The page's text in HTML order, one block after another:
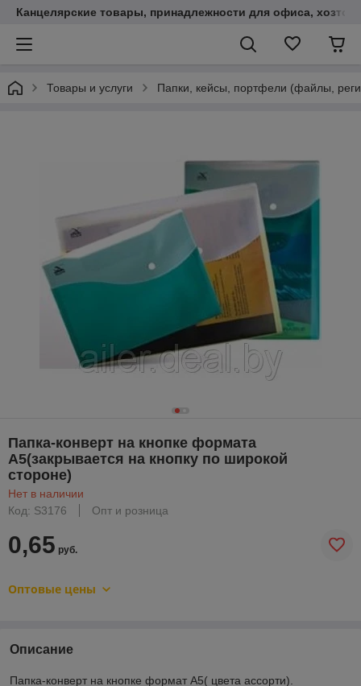
Канцелярские товары, принадлежности для офиса,
Товары и услуги Папки, кейсы, портфели (файлы,
Папка-конверт на кнопке формата
А5(закрывается на кнопку по широкой
стороне)
Нет в наличии
Код: S3176
Опт и розница
0,65 руб.
Оптовые цены
Описание
Папка-конверт на кнопке формат А5( цвета ассорти).